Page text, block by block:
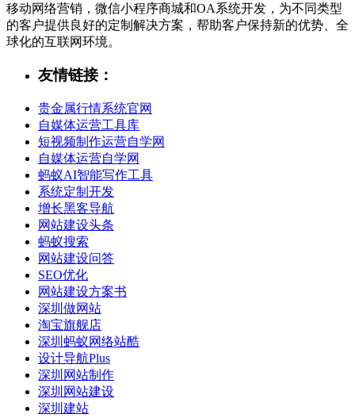
移动网络营销，微信小程序商城和OA系统开发，为不同类型
的客户提供良好的定制解决方案，帮助客户保持新的优势、全
球化的互联网环境。
友情链接：
贵金属行情系统官网
自媒体运营工具库
短视频制作运营自学网
自媒体运营自学网
蚂蚁AI智能写作工具
系统定制开发
增长黑客导航
网站建设头条
蚂蚁搜索
网站建设问答
SEO优化
网站建设方案书
深圳做网站
淘宝旗舰店
深圳蚂蚁网络站酷
设计导航Plus
深圳网站制作
深圳网站建设
深圳建站